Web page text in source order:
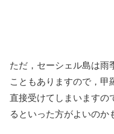
ただ，セーシェル島は
こともありますので，
直接受けてしまいますの
るといった方がよいのか